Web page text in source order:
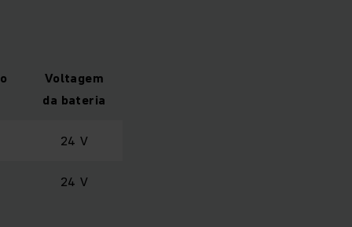
Voltagem
da bateria
24 V
24 V